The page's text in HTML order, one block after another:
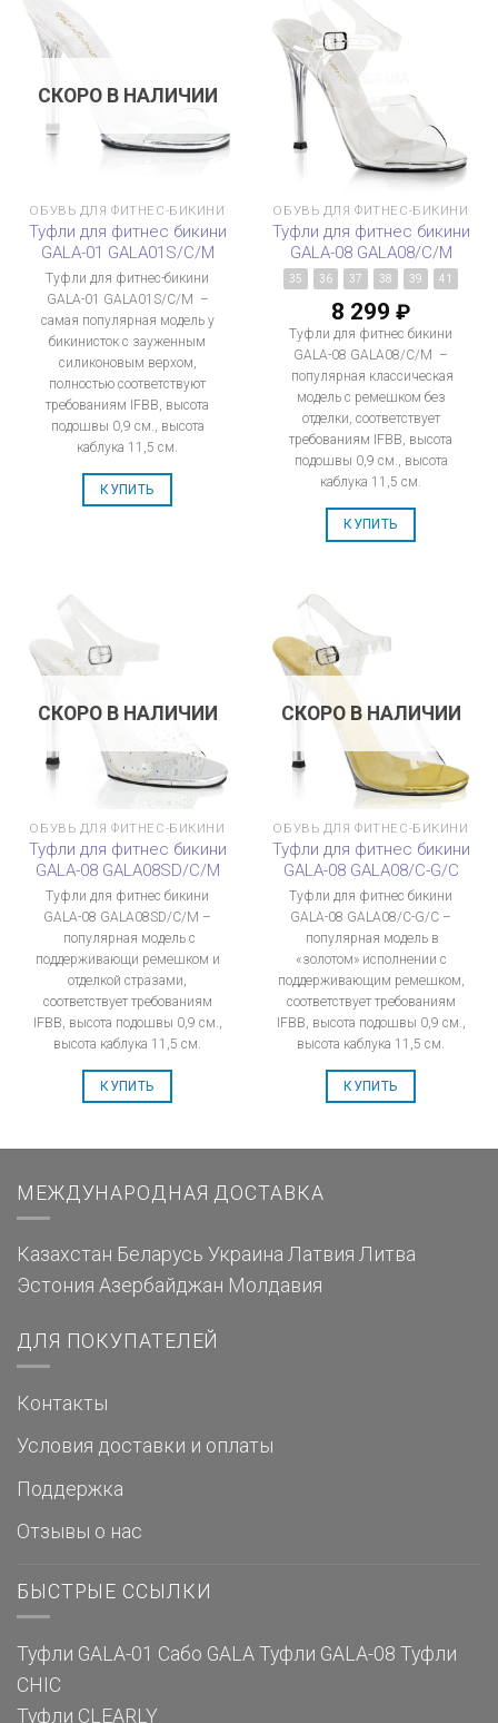
СКОРО В НАЛИЧИИ
ОБУВЬ ДЛЯ ФИТНЕС-БИКИНИ
Туфли для фитнес бикини
GALA-01 GALA01S/C/M
Туфли для фитнес-бикини
GALA-01 GALA01S/C/M –
самая популярная модель у
бикинисток с зауженным
силиконовым верхом,
полностью соответствуют
требованиям IFBB, высота
подошвы 0,9 см., высота
каблука 11,5 см.
КУПИТЬ
ОБУВЬ ДЛЯ ФИТНЕС-БИКИНИ
Туфли для фитнес бикини
GALA-08 GALA08/C/M
35 36 37 38 39 41
8 299 ₽
Туфли для фитнес бикини
GALA-08 GALA08/C/M –
популярная классическая
модель с ремешком без
отделки, соответствует
требованиям IFBB, высота
подошвы 0,9 см., высота
каблука 11,5 см.
КУПИТЬ
СКОРО В НАЛИЧИИ
ОБУВЬ ДЛЯ ФИТНЕС-БИКИНИ
Туфли для фитнес бикини
GALA-08 GALA08SD/C/M
Туфли для фитнес бикини
GALA-08 GALA08SD/C/M –
популярная модель с
поддерживающи ремешком и
отделкой стразами,
соответствует требованиям
IFBB, высота подошвы 0,9 см.,
высота каблука 11,5 см.
КУПИТЬ
СКОРО В НАЛИЧИИ
ОБУВЬ ДЛЯ ФИТНЕС-БИКИНИ
Туфли для фитнес бикини
GALA-08 GALA08/C-G/C
Туфли для фитнес бикини
GALA-08 GALA08/C-G/C –
популярная модель в
«золотом» исполнении с
поддерживающим ремешком,
соответствует требованиям
IFBB, высота подошвы 0,9 см.,
высота каблука 11,5 см.
КУПИТЬ
МЕЖДУНАРОДНАЯ ДОСТАВКА
Казахстан Беларусь Украина Латвия Литва
Эстония Азербайджан Молдавия
ДЛЯ ПОКУПАТЕЛЕЙ
Контакты
Условия доставки и оплаты
Поддержка
Отзывы о нас
БЫСТРЫЕ ССЫЛКИ
Туфли GALA-01 Сабо GALA Туфли GALA-08 Туфли
CHIC
Туфли CLEARLY